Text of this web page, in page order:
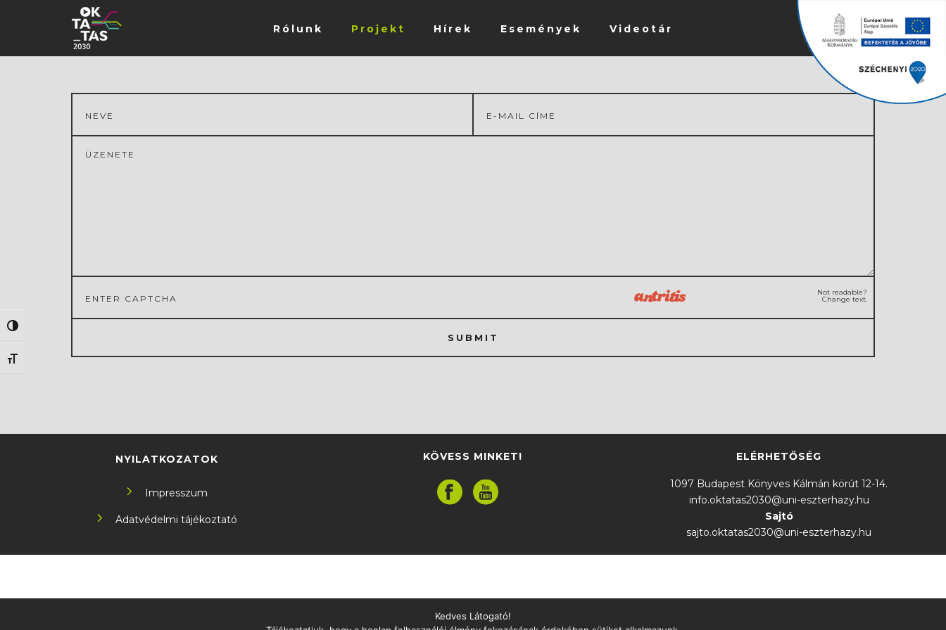
Nagy kontraszt váltása
Betűméret váltása
Rólunk Projekt Hírek Események Videotár
E-
mail
címed
Not readable?
Change text.
SUBMIT
NYILATKOZATOK
Impresszum
Adatvédelmi tájékoztató
KÖVESS MINKET! ELÉRHETŐSÉG
1097 Budapest Könyves Kálmán körút 12-14.
info.oktatas2030@uni-eszterhazy.hu
Sajtó
sajto.oktatas2030@uni-eszterhazy.hu
Kedves Látogató!